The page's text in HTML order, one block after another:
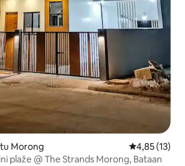
Morong Prosječna
4,85 (13)
plaže @ The Strands Morong, Bataan